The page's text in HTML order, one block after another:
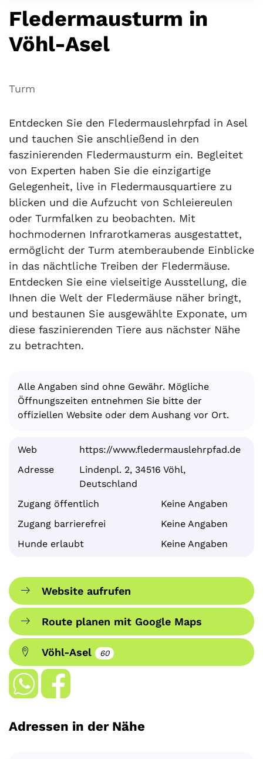
Fledermausturm in
Vöhl-Asel
Turm
Entdecken Sie den Fledermauslehrpfad in Asel
und tauchen Sie anschließend in den
faszinierenden Fledermausturm ein. Begleitet
von Experten haben Sie die einzigartige
Gelegenheit, live in Fledermausquartiere zu
blicken und die Aufzucht von Schleiereulen
oder Turmfalken zu beobachten. Mit
hochmodernen Infrarotkameras ausgestattet,
ermöglicht der Turm atemberaubende Einblicke
in das nächtliche Treiben der Fledermäuse.
Entdecken Sie eine vielseitige Ausstellung, die
Ihnen die Welt der Fledermäuse näher bringt,
und bestaunen Sie ausgewählte Exponate, um
diese faszinierenden Tiere aus nächster Nähe
zu betrachten.
Alle Angaben sind ohne Gewähr. Mögliche
Öffnungszeiten entnehmen Sie bitte der
offiziellen Website oder dem Aushang vor Ort.
Web
https://www.fledermauslehrpfad.de
Adresse
Lindenpl. 2, 34516 Vöhl,
Deutschland
Zugang öffentlich
Keine Angaben
Zugang barrierefrei
Keine Angaben
Hunde erlaubt
Keine Angaben
Website aufrufen
Route planen mit Google Maps
Vöhl-Asel 60
Adressen in der Nähe